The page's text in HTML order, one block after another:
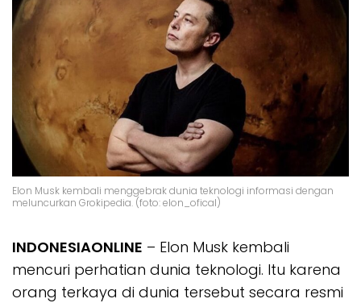
Elon Musk kembali menggebrak dunia teknologi informasi dengan
meluncurkan Grokipedia. (foto: elon_ofical)
INDONESIAONLINE – Elon Musk kembali
mencuri perhatian dunia teknologi. Itu karena
orang terkaya di dunia tersebut secara resmi